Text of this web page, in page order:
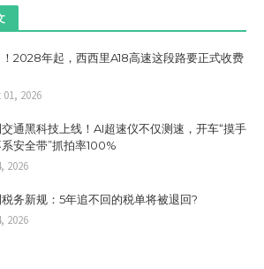
2028年起，西西里A18高速这段路要正式收费
2026
通黑科技上线！AI超速仪不仅测速，开车“摸手
安全带”抓拍率100%
2026
务新规：5年追不回的税单将被退回?
2026